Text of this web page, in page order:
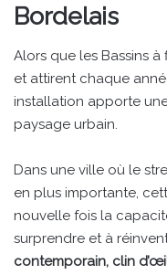
Bordelais
Alors que les Bassins
et attirent chaque
installation apporte
paysage urbain.
Dans une ville où le
en plus importante,
nouvelle fois la
surprendre et à
contemporain, clin